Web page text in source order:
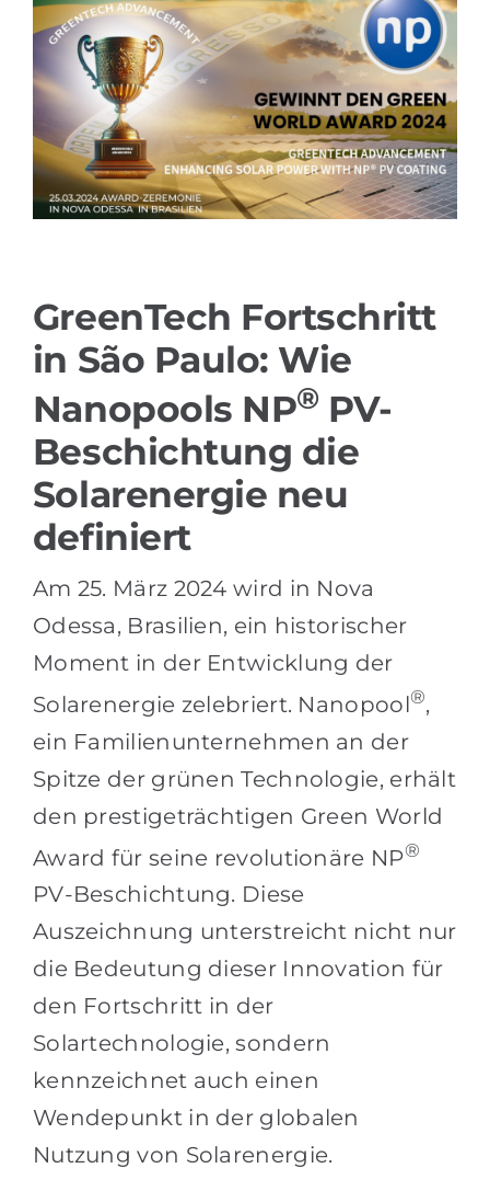
Referenzen
Produkte
Branchenlösungen
Kontakt
GreenTech Fortschritt
in São Paulo: Wie
Nanopools NP® PV-
Beschichtung die
Solarenergie neu
definiert
Am 25. März 2024 wird in Nova
Odessa, Brasilien, ein historischer
Moment in der Entwicklung der
Solarenergie zelebriert. Nanopool®,
ein Familienunternehmen an der
Spitze der grünen Technologie, erhält
den prestigeträchtigen Green World
Award für seine revolutionäre NP®
PV-Beschichtung. Diese
Auszeichnung unterstreicht nicht nur
die Bedeutung dieser Innovation für
den Fortschritt in der
Solartechnologie, sondern
kennzeichnet auch einen
Wendepunkt in der globalen
Nutzung von Solarenergie.